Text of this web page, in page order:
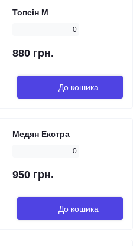
Топсін М
0
880 грн.
До кошика
Медян Екстра
0
950 грн.
До кошика